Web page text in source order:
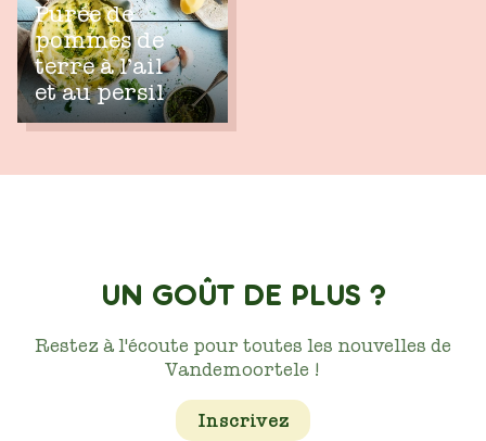
Purée de
pommes de
terre à l’ail
et au persil
UN GOÛT DE PLUS ?
Restez à l'écoute pour toutes les nouvelles de
Vandemoortele !
Inscrivez